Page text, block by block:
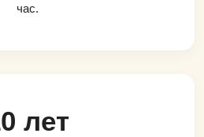
час.
лет